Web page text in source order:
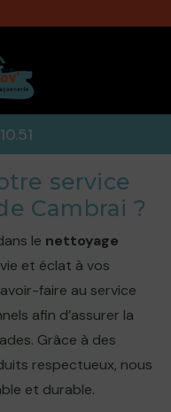
service
Cambrai ?
le nettoyage
et éclat à vos
faire au service
afin d’assurer la
Grâce à des
respectueux, nous
et durable.